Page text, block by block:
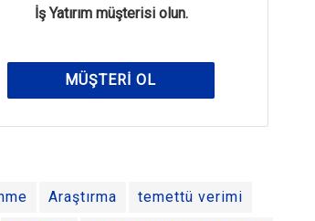
İş Yatırım müşterisi olun.
MÜŞTERI OL
Araştırma temettü verimi